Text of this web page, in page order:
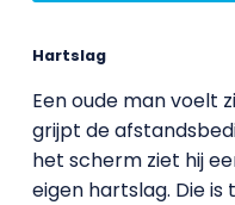
Hartslag
Een oude man voelt
grijpt de
het scherm ziet hij
eigen hartslag. Die is